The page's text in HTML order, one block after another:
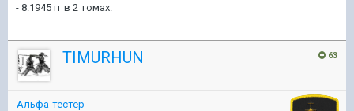
- 8.1945 гг в 2 томах.
63
TIMURHUN
Альфа-тестер